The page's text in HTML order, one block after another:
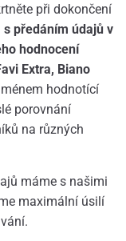
při dokončení
s předáním údajů v
hodnocení
Extra, Biano
hodnotící
porovnání
na různých
máme s našimi
maximální úsilí